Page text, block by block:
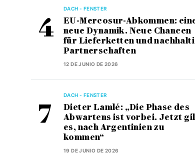
DACH - FENSTER
EU-Mercosur-Abkommen:
neue Dynamik. Neue Chancen
für Lieferketten und
Partnerschaften
12 DE JUNIO DE 2026
DACH - FENSTER
Dieter Lamlé: „Die Phase des
Abwartens ist vorbei. Jetzt
es, nach Argentinien zu
kommen“
19 DE JUNIO DE 2026